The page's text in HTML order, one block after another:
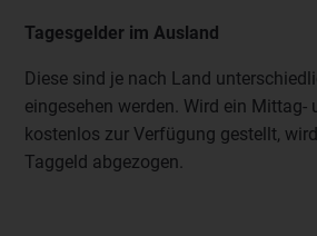
Tagesgelder im Ausland
Diese sind je nach Land
eingesehen werden. Wird ein Mittag-
kostenlos zur Verfügung gestellt,
Taggeld abgezogen.